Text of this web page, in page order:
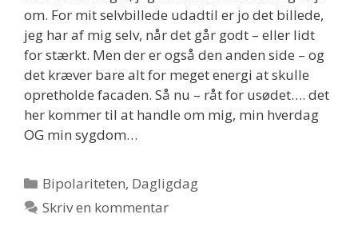
om. For mit selvbillede udadtil er jo det billede,
jeg har af mig selv, når det går godt – eller lidt
for stærkt. Men der er også den anden side – og
det kræver bare alt for meget energi at skulle
opretholde facaden. Så nu – råt for usødet…. det
her kommer til at handle om mig, min hverdag
OG min sygdom…
Kategorier
Bipolariteten, Dagligdag
Skriv en kommentar